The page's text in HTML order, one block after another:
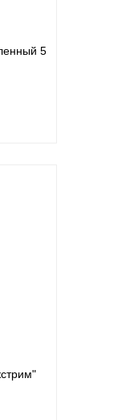
5